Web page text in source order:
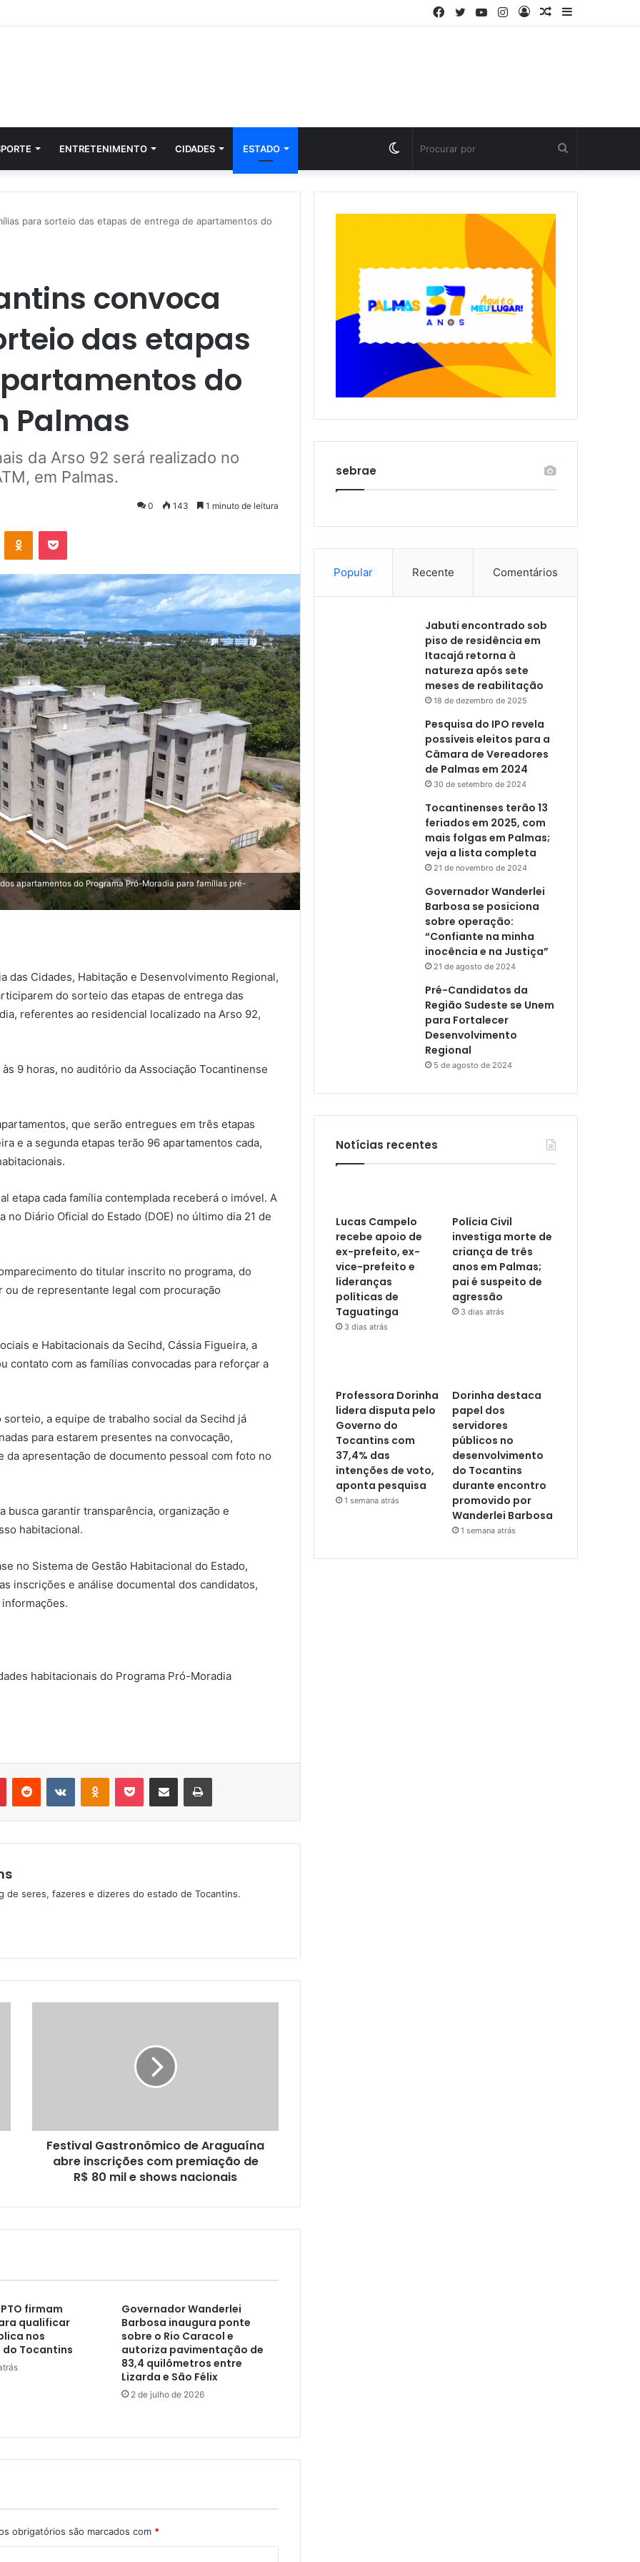
Artigo
Entrar
Instagram
YouTube
Twitter
Facebook
ENTRETENIMENTO CIDADES ESTADO
por
Switch
skin
para sorteio das etapas de entrega de apartamentos do
convoca
das etapas
do
Palmas
da Arso 92 será realizado no
em Palmas.
0 143 1 minuto de leitura
apartamentos do Programa Pró-Moradia para famílias pré-
das Cidades, Habitação e Desenvolvimento Regional,
do sorteio das etapas de entrega das
referentes ao residencial localizado na Arso 92,
9 horas, no auditório da Associação Tocantinense
que serão entregues em três etapas
e a segunda etapas terão 96 apartamentos cada,
etapa cada família contemplada receberá o imóvel. A
Diário Oficial do Estado (DOE) no último dia 21 de
do titular inscrito no programa, do
de representante legal com procuração
e Habitacionais da Secihd, Cássia Figueira, a
contato com as famílias convocadas para reforçar a
a equipe de trabalho social da Secihd já
para estarem presentes na convocação,
apresentação de documento pessoal com foto no
busca garantir transparência, organização e
habitacional.
no Sistema de Gestão Habitacional do Estado,
inscrições e análise documental dos candidatos,
habitacionais do Programa Pró-Moradia
de seres, fazeres e dizeres do estado de Tocantins.
Festival Gastronômico de Araguaína
abre inscrições com premiação de
R$ 80 mil e shows nacionais
firmam
qualificar
nos
Tocantins
Governador Wanderlei
Barbosa inaugura ponte
sobre o Rio Caracol e
autoriza pavimentação de
83,4 quilômetros entre
Lizarda e São Félix
2 de julho de 2026
obrigatórios são marcados com *
sebrae
Popular Recente Comentários
Jabuti encontrado sob
piso de residência em
Itacajá retorna à
natureza após sete
meses de reabilitação
18 de dezembro de 2025
Pesquisa do IPO revela
possíveis eleitos para a
Câmara de Vereadores
de Palmas em 2024
30 de setembro de 2024
Tocantinenses terão 13
feriados em 2025, com
mais folgas em Palmas;
veja a lista completa
21 de novembro de 2024
Governador Wanderlei
Barbosa se posiciona
sobre operação:
“Confiante na minha
inocência e na Justiça”
21 de agosto de 2024
Pré-Candidatos da
Região Sudeste se Unem
para Fortalecer
Desenvolvimento
Regional
5 de agosto de 2024
Notícias recentes
Lucas Campelo
recebe apoio de
ex-prefeito, ex-
vice-prefeito e
lideranças
políticas de
Taguatinga
3 dias atrás
Polícia Civil
investiga morte de
criança de três
anos em Palmas;
pai é suspeito de
agressão
3 dias atrás
Professora Dorinha
lidera disputa pelo
Governo do
Tocantins com
37,4% das
intenções de voto,
aponta pesquisa
1 semana atrás
Dorinha destaca
papel dos
servidores
públicos no
desenvolvimento
do Tocantins
durante encontro
promovido por
Wanderlei Barbosa
1 semana atrás